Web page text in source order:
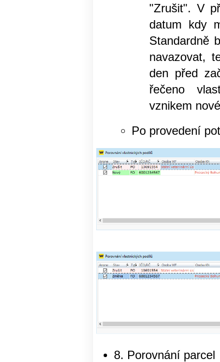
"Zrušit". V
datum kdy
Standardně
navazovat,
den před
řečeno
vznikem
Po provedení
8. Porovnání parcel